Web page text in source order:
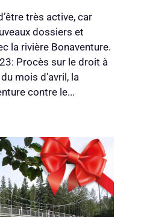
très active, car
dossiers et
la rivière Bonaventure.
Procès sur le droit à
mois d’avril, la
contre le...